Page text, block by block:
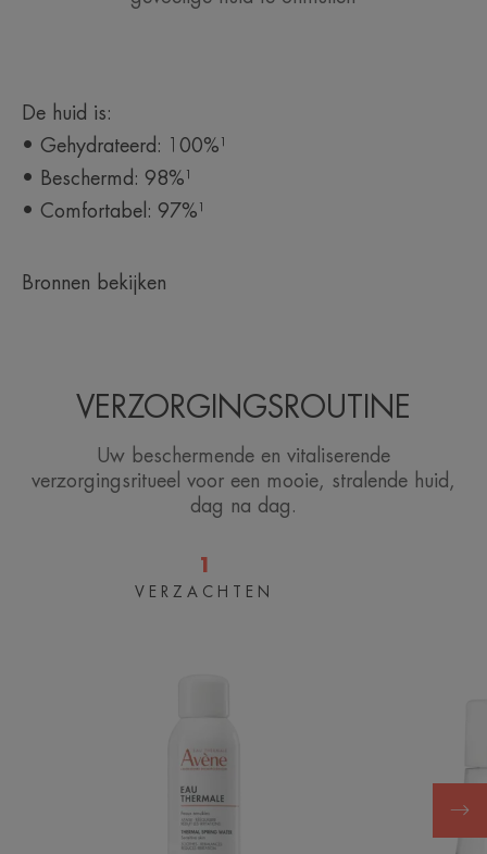
De huid is:
• Gehydrateerd: 100%¹
• Beschermd: 98%¹
• Comfortabel: 97%¹
Bronnen bekijken
VERZORGINGSROUTINE
Uw beschermende en vitaliserende
verzorgingsritueel voor een mooie, stralende huid,
dag na dag.
1
Thermaal
VERZACHTEN